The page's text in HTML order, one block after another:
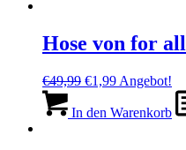
Hose von for
€49,99 Ursprünglicher
war:
€1,99Aktueller
ist:
Angebot!
In den Warenkorb